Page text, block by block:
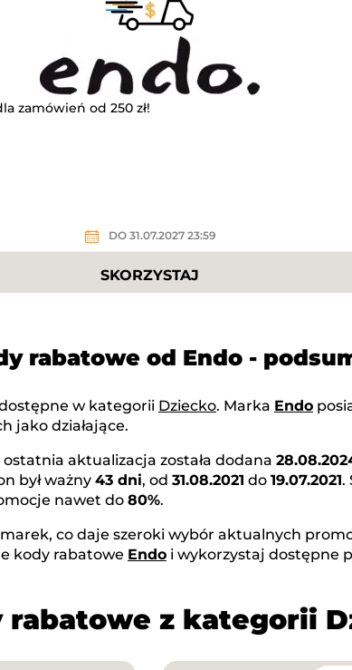
zamówień od 250 zł!
DO 31.07.2027 23:59
SKORZYSTAJ
rabatowe od Endo -
w kategorii Dziecko. Marka Endo
jako działające.
aktualizacja została dodana
był ważny 43 dni, od 31.08.2021 do 19.07.2021.
nawet do 80%.
marek, co daje szeroki wybór aktualnych
kody rabatowe Endo i wykorzystaj dostępne
rabatowe z kategorii